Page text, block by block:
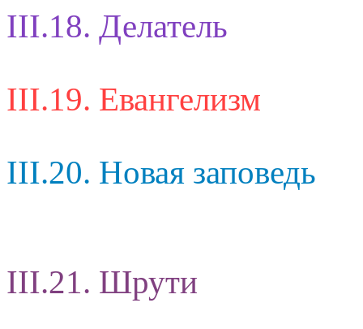
III.18. Делатель
III.19. Евангелизм
III.20. Новая заповедь
III.21. Шрути